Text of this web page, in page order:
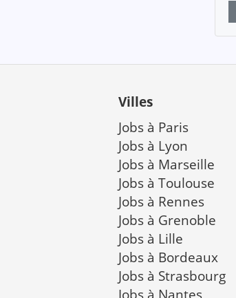
Villes
Jobs à Paris
Jobs à Lyon
Jobs à Marseille
Jobs à Toulouse
Jobs à Rennes
Jobs à Grenoble
Jobs à Lille
Jobs à Bordeaux
Jobs à Strasbourg
Jobs à Nantes